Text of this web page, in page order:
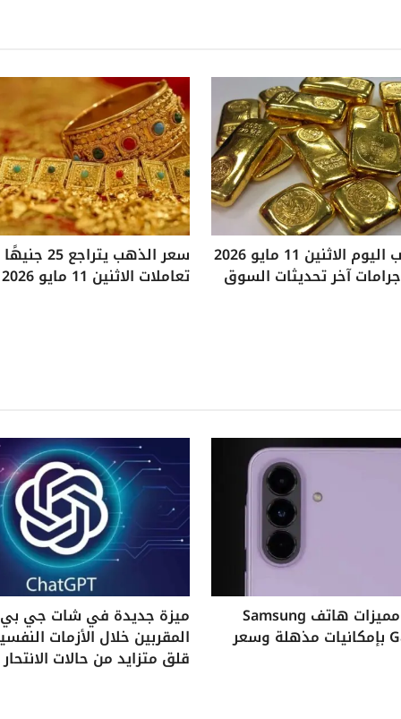
سعر الذهب اليوم الاثنين 11 مايو 2026 سعر الذهب
تعاملات الاثنين 11 مايو 2026
استكشف مميزات هاتف Samsung
Galaxy A37 بإمكانيات مذهلة وسعر
ميزة جديدة في شات جي بي
المقربين خلال الأزمات
قلق متزايد من حالات الانتحار